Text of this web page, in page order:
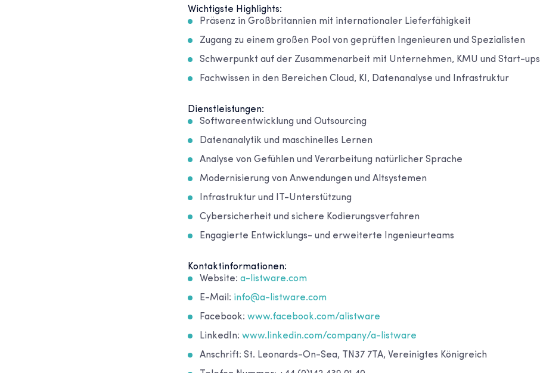
Wichtigste Highlights:
Präsenz in Großbritannien mit internationaler Lieferfähigkeit
Zugang zu einem großen Pool von geprüften Ingenieuren und Spezialisten
Schwerpunkt auf der Zusammenarbeit mit Unternehmen, KMU und Start-ups
Fachwissen in den Bereichen Cloud, KI, Datenanalyse und Infrastruktur
Dienstleistungen:
Softwareentwicklung und Outsourcing
Datenanalytik und maschinelles Lernen
Analyse von Gefühlen und Verarbeitung natürlicher Sprache
Modernisierung von Anwendungen und Altsystemen
Infrastruktur und IT-Unterstützung
Cybersicherheit und sichere Kodierungsverfahren
Engagierte Entwicklungs- und erweiterte Ingenieurteams
Kontaktinformationen:
Website: a-listware.com
E-Mail: info@a-listware.com
Facebook: www.facebook.com/alistware
LinkedIn: www.linkedin.com/company/a-listware
Anschrift: St. Leonards-On-Sea, TN37 7TA, Vereinigtes Königreich